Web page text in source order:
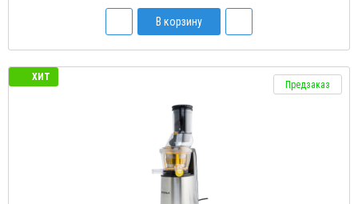
В корзину
ХИТ
Предзаказ